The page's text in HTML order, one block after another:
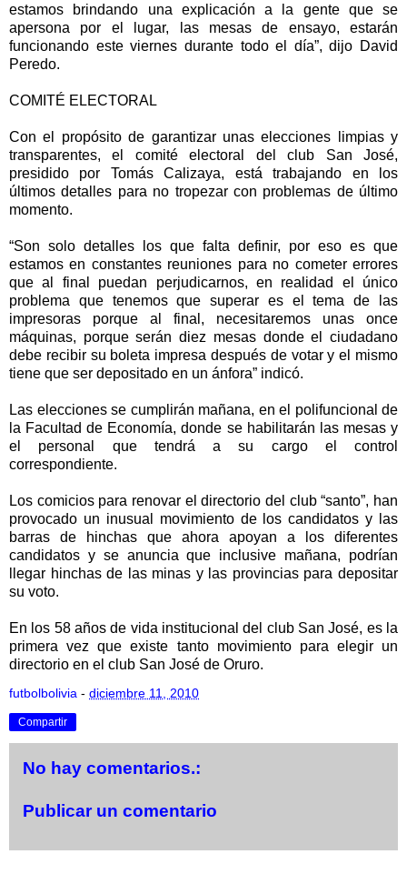
estamos brindando una explicación a la gente que se
apersona por el lugar, las mesas de ensayo, estarán
funcionando este viernes durante todo el día”, dijo David
Peredo.
COMITÉ ELECTORAL
Con el propósito de garantizar unas elecciones limpias y
transparentes, el comité electoral del club San José,
presidido por Tomás Calizaya, está trabajando en los
últimos detalles para no tropezar con problemas de último
momento.
“Son solo detalles los que falta definir, por eso es que
estamos en constantes reuniones para no cometer errores
que al final puedan perjudicarnos, en realidad el único
problema que tenemos que superar es el tema de las
impresoras porque al final, necesitaremos unas once
máquinas, porque serán diez mesas donde el ciudadano
debe recibir su boleta impresa después de votar y el mismo
tiene que ser depositado en un ánfora” indicó.
Las elecciones se cumplirán mañana, en el polifuncional de
la Facultad de Economía, donde se habilitarán las mesas y
el personal que tendrá a su cargo el control
correspondiente.
Los comicios para renovar el directorio del club “santo”, han
provocado un inusual movimiento de los candidatos y las
barras de hinchas que ahora apoyan a los diferentes
candidatos y se anuncia que inclusive mañana, podrían
llegar hinchas de las minas y las provincias para depositar
su voto.
En los 58 años de vida institucional del club San José, es la
primera vez que existe tanto movimiento para elegir un
directorio en el club San José de Oruro.
futbolbolivia - diciembre 11, 2010
Compartir
No hay comentarios.:
Publicar un comentario